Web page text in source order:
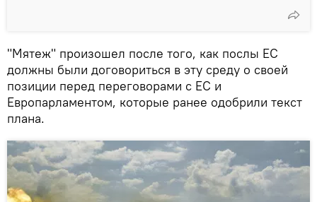
"Мятеж" произошел после того, как послы ЕС
должны были договориться в эту среду о своей
позиции перед переговорами с ЕС и
Европарламентом, которые ранее одобрили текст
плана.